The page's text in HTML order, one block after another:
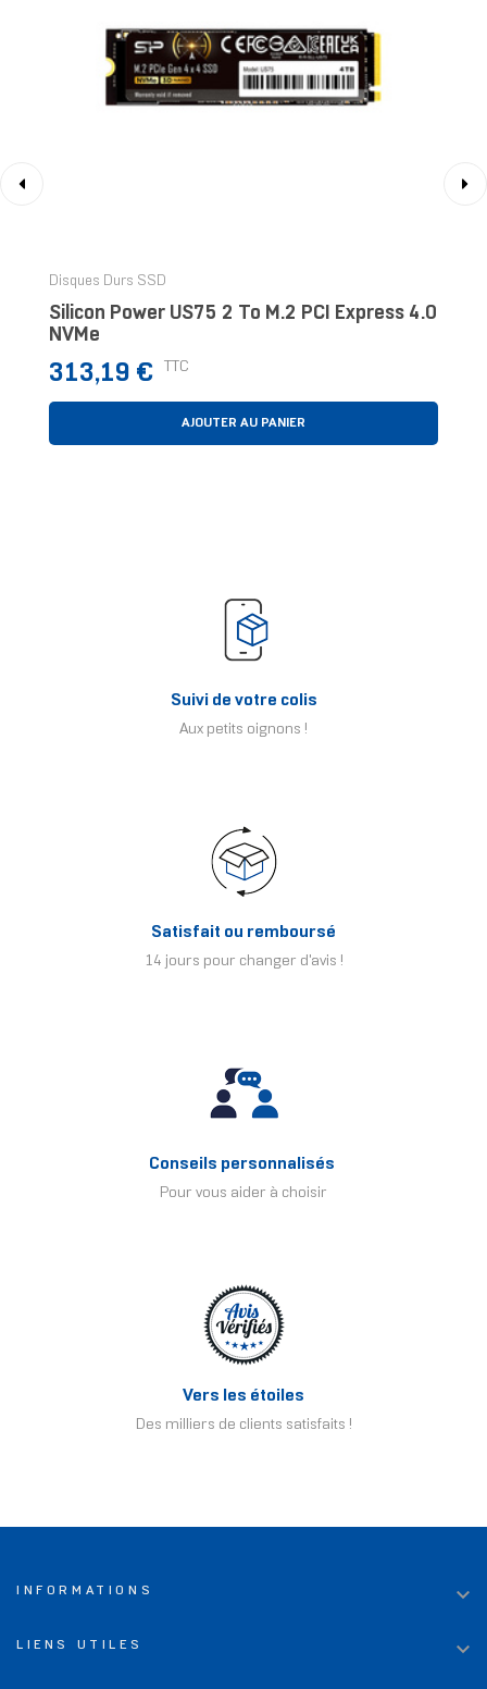
Disques Durs SSD
Silicon Power US75 2 To M.2 PCI Express 4.0
NVMe
Prix
313,19 € TTC
AJOUTER AU PANIER
Suivi de votre colis
Aux petits oignons !
Satisfait ou remboursé
14 jours pour changer d'avis !
Conseils personnalisés
Pour vous aider à choisir
Vers les étoiles
Des milliers de clients satisfaits !
INFORMATIONS 
LIENS UTILES 